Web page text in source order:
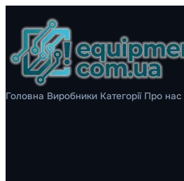
Головна Виробники Категорії Про нас